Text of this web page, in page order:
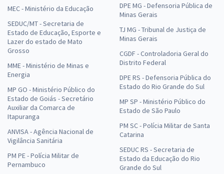
MEC - Ministério da Educação
SEDUC/MT - Secretaria de
Estado de Educação, Esporte e
Lazer do estado de Mato
Grosso
MME - Ministério de Minas e
Energia
MP GO - Ministério Público do
Estado de Goiás - Secretário
Auxiliar da Comarca de
Itapuranga
ANVISA - Agência Nacional de
Vigilância Sanitária
PM PE - Polícia Militar de
Pernambuco
DPE MG - Defensoria Pública de
Minas Gerais
TJ MG - Tribunal de Justiça de
Minas Gerais
CGDF - Controladoria Geral do
Distrito Federal
DPE RS - Defensoria Pública do
Estado do Rio Grande do Sul
MP SP - Ministério Público do
Estado de São Paulo
PM SC - Polícia Militar de Santa
Catarina
SEDUC RS - Secretaria de
Estado da Educação do Rio
Grande do Sul